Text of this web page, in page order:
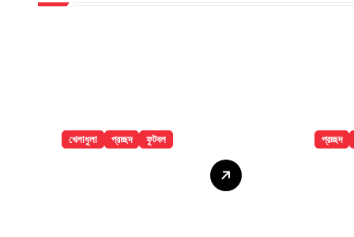
খেলাধুলা প্রচ্ছদ ফুটবল প্রচ্ছদ